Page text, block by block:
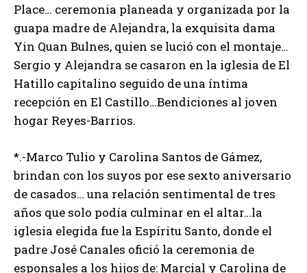
Place… ceremonia planeada y organizada por la
guapa madre de Alejandra, la exquisita dama
Yin Quan Bulnes, quien se lució con el montaje…
Sergio y Alejandra se casaron en la iglesia de El
Hatillo capitalino seguido de una íntima
recepción en El Castillo…Bendiciones al joven
hogar Reyes-Barrios.
*.-Marco Tulio y Carolina Santos de Gámez,
brindan con los suyos por ese sexto aniversario
de casados… una relación sentimental de tres
años que solo podía culminar en el altar…la
iglesia elegida fue la Espíritu Santo, donde el
padre José Canales ofició la ceremonia de
esponsales a los hijos de: Marcial y Carolina de